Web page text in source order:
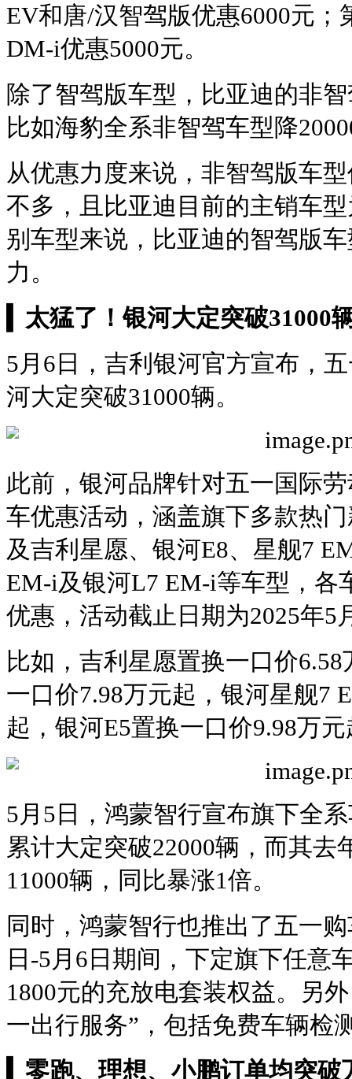
EV和唐/汉智驾版优惠6000元；
DM-i优惠5000元。
除了智驾版车型，比亚迪的非
比如海豹全系非智驾车型降
从优惠力度来说，非智驾版车
不多，且比亚迪目前的主销车
别车型来说，比亚迪的智驾版
力。
太猛了！银河大定突破31000
5月6日，吉利银河官方宣布，
河大定突破31000辆。
此前，银河品牌针对五一国际
车优惠活动，涵盖旗下多款热
及吉利星愿、银河E8、星舰7
EM-i及银河L7 EM-i等车型，各
优惠，活动截止日期为2025年5
比如，吉利星愿置换一口价
一口价7.98万元起，银河星舰7
起，银河E5置换一口价9.98万
5月5日，鸿蒙智行宣布旗下全
累计大定突破22000辆，而其去
11000辆，同比暴涨1倍。
同时，鸿蒙智行也推出了五一
日-5月6日期间，下定旗下任意
1800元的充放电套装权益。另
一出行服务”，包括免费车辆检
零跑、理想、小鹏订单均突破